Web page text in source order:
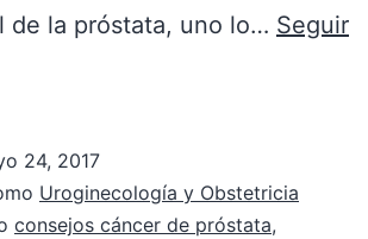
de la próstata, uno lo… Seguir
24, 2017
Uroginecología y Obstetricia
consejos cáncer de próstata,